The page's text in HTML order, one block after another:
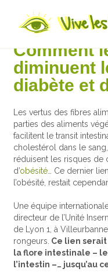
Actu-sciences
Comment
diminuent
diabète et
Les vertus des fibres
parties des aliments
facilitent le transit
cholestérol dans le
réduisent les risques de
d’obésité … Ce dernier
l’obésité, restait
Une équipe
directeur de l’Unité
de Lyon 1, à
rongeurs. Ce lien
la flore intestinale –
l’intestin –… jusqu’au